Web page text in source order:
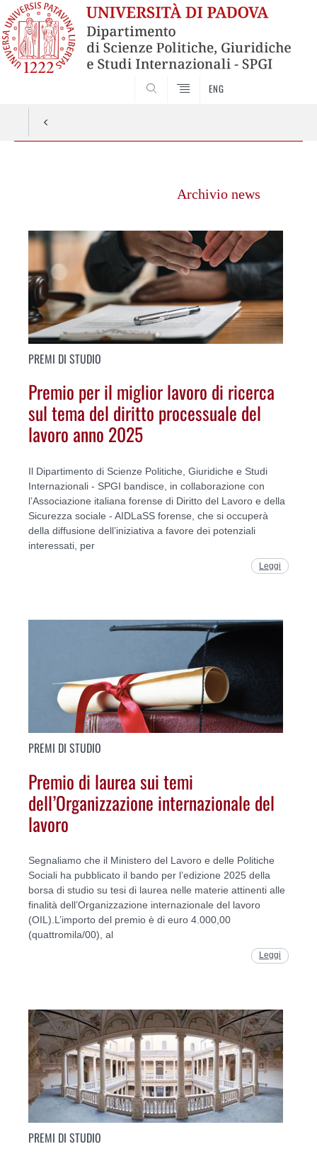
ENG
Archivio news
PREMI DI STUDIO
Premio per il miglior lavoro di ricerca
sul tema del diritto processuale del
lavoro anno 2025
Il Dipartimento di Scienze Politiche, Giuridiche e Studi
Internazionali - SPGI bandisce, in collaborazione con
l’Associazione italiana forense di Diritto del Lavoro e della
Sicurezza sociale - AIDLaSS forense, che si occuperà
della diffusione dell’iniziativa a favore dei potenziali
interessati, per
Leggi
PREMI DI STUDIO
Premio di laurea sui temi
dell’Organizzazione internazionale del
lavoro
Segnaliamo che il Ministero del Lavoro e delle Politiche
Sociali ha pubblicato il bando per l’edizione 2025 della
borsa di studio su tesi di laurea nelle materie attinenti alle
finalità dell’Organizzazione internazionale del lavoro
(OIL).L’importo del premio è di euro 4.000,00
(quattromila/00), al
Leggi
PREMI DI STUDIO